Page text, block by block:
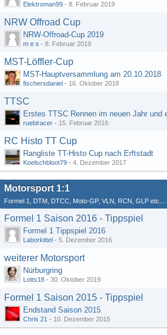
Elektroman99 - 8. Februar 2019
NRW Offroad Cup
NRW-Offroad-Cup 2019
m e s - 8. Februar 2019
MST-Löffler-Cup
MST-Hauptversammlung am 20.10.2018
fischersdaniel - 16. Oktober 2018
TTSC
ruebiracer - 15. Februar 2016
RC Histo TT Cup
Rangliste TT-Histo Cup nach Erftstadt
Koelschbloot79 - 4. Dezember 2017
Motorsport 1:1
Formel 1, DTM, DTCC, Moto-GP, VLN, RCN, GLP etc......
Formel 1 Saison 2016 - Tippspiel
Formel 1 Tippspiel 2016
Laborkittel - 5. Dezember 2016
weiterer Motorsport
Nürburgring
Lotts18 - 30. Oktober 2019
Formel 1 Saison 2015 - Tippspiel
Endstand Saison 2015
Chris 21 - 10. Dezember 2015